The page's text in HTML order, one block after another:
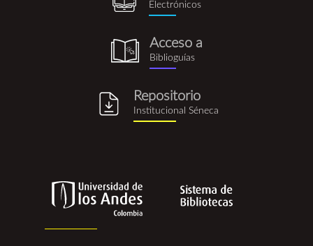
Electrónicos
biblioguia.png
Acceso a
Biblioguías
Repositorio
Institucional Séneca